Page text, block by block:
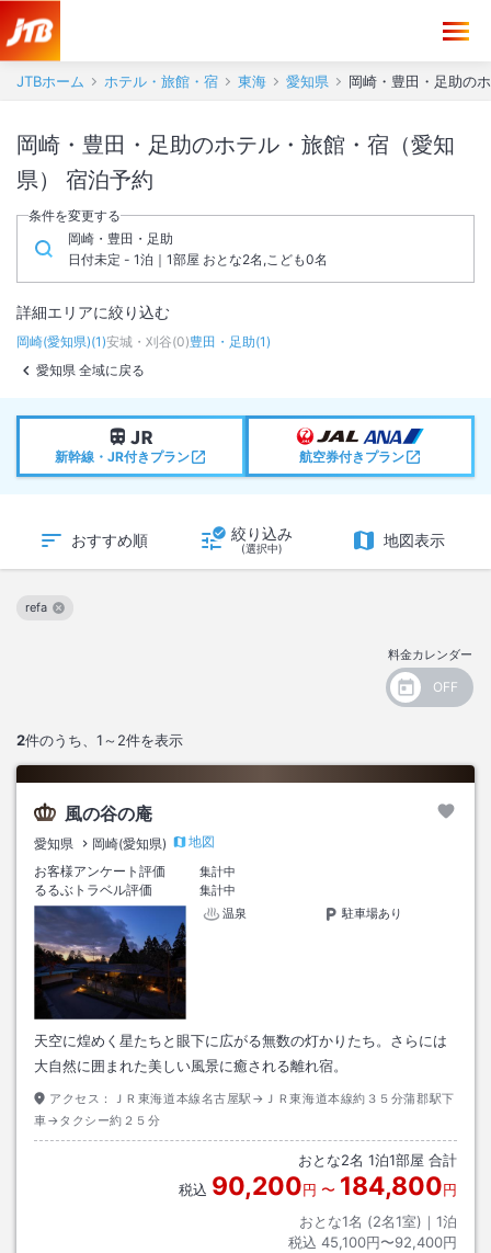
JTBホーム ホテル・旅館・宿 東海 愛知県 岡崎・豊田・足助の
岡崎・豊田・足助のホテル・旅館・宿（愛知
県） 宿泊予約
条件を変更する
岡崎・豊田・足助
日付未定 - 1泊｜1部屋 おとな2名,こども0名
詳細エリアに絞り込む
岡崎(愛知県)(1)安城・刈谷(0)豊田・足助(1)
愛知県 全域に戻る
新幹線・JR付きプラン 航空券付きプラン
おすすめ順 絞り込み
(選択中) 地図表示
料金カレンダー
2件のうち、 1～2件を表示
refa
この絞り込み条件を解除
風の谷の庵
愛知県 岡崎(愛知県)
地図
お客様アンケート評価
集計中
るるぶトラベル評価
集計中
温泉
駐車場あり
天空に煌めく星たちと眼下に広がる無数の灯かりたち。さらには
大自然に囲まれた美しい風景に癒される離れ宿。
アクセス：
ＪＲ東海道本線名古屋駅→ＪＲ東海道本線約３５分蒲郡駅下
車→タクシー約２５分
おとな2名 1泊1部屋 合計
税込 90,200円 〜 184,800円
おとな1名 (2名1室)｜ 1泊
税込 45,100円〜92,400円